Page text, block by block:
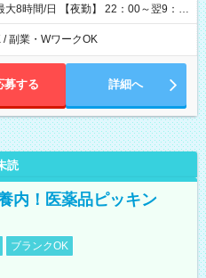
8時間/日 【夜勤】 22：00～翌9：
ら翌9時 など ※上記の時間
じ曜日での勤務となります）
副業・WワークOK
募する 詳細へ
読
内！医薬品ピッキン
ブランクOK